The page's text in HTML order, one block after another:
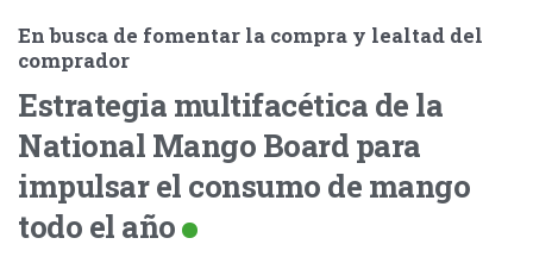
En busca de fomentar la compra y lealtad del
comprador
Estrategia multifacética de la
National Mango Board para
impulsar el consumo de mango
todo el año